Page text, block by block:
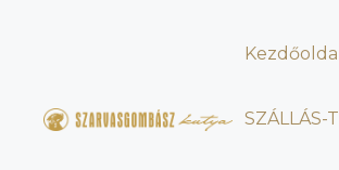
Kezdőoldal